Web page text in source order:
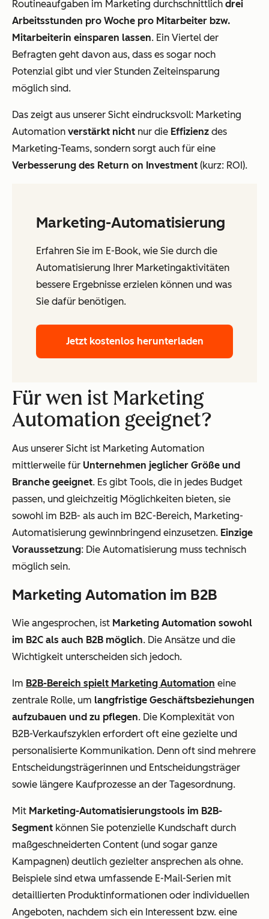
Routineaufgaben im Marketing durchschnittlich drei
Arbeitsstunden pro Woche pro Mitarbeiter bzw.
Mitarbeiterin einsparen lassen. Ein Viertel der
Befragten geht davon aus, dass es sogar noch
Potenzial gibt und vier Stunden Zeiteinsparung
möglich sind.
Das zeigt aus unserer Sicht eindrucksvoll: Marketing
Automation verstärkt nicht nur die Effizienz des
Marketing-Teams, sondern sorgt auch für eine
Verbesserung des Return on Investment (kurz: ROI).
Marketing-Automatisierung
Erfahren Sie im E-Book, wie Sie durch die
Automatisierung Ihrer Marketingaktivitäten
bessere Ergebnisse erzielen können und was
Sie dafür benötigen.
Jetzt kostenlos herunterladen
Für wen ist Marketing
Automation geeignet?
Aus unserer Sicht ist Marketing Automation
mittlerweile für Unternehmen jeglicher Größe und
Branche geeignet. Es gibt Tools, die in jedes Budget
passen, und gleichzeitig Möglichkeiten bieten, sie
sowohl im B2B- als auch im B2C-Bereich, Marketing-
Automatisierung gewinnbringend einzusetzen. Einzige
Voraussetzung: Die Automatisierung muss technisch
möglich sein.
Marketing Automation im B2B
Wie angesprochen, ist Marketing Automation sowohl
im B2C als auch B2B möglich. Die Ansätze und die
Wichtigkeit unterscheiden sich jedoch.
Im B2B-Bereich spielt Marketing Automation eine
zentrale Rolle, um langfristige Geschäftsbeziehungen
aufzubauen und zu pflegen. Die Komplexität von
B2B-Verkaufszyklen erfordert oft eine gezielte und
personalisierte Kommunikation. Denn oft sind mehrere
Entscheidungsträgerinnen und Entscheidungsträger
sowie längere Kaufprozesse an der Tagesordnung.
Mit Marketing-Automatisierungstools im B2B-
Segment können Sie potenzielle Kundschaft durch
maßgeschneiderten Content (und sogar ganze
Kampagnen) deutlich gezielter ansprechen als ohne.
Beispiele sind etwa umfassende E-Mail-Serien mit
detaillierten Produktinformationen oder individuellen
Angeboten, nachdem sich ein Interessent bzw. eine